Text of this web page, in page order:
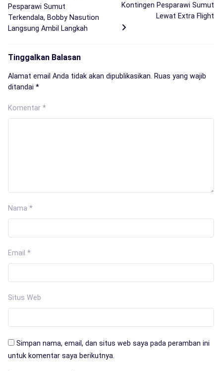
Pesparawi Sumut
Terkendala, Bobby Nasution
Langsung Ambil Langkah
Kontingen Pesparawi Sumut
Lewat Extra Flight
Tinggalkan Balasan
Alamat email Anda tidak akan dipublikasikan. Ruas yang wajib
ditandai *
Komentar *
Nama *
Email *
Situs Web
Simpan nama, email, dan situs web saya pada peramban ini
untuk komentar saya berikutnya.